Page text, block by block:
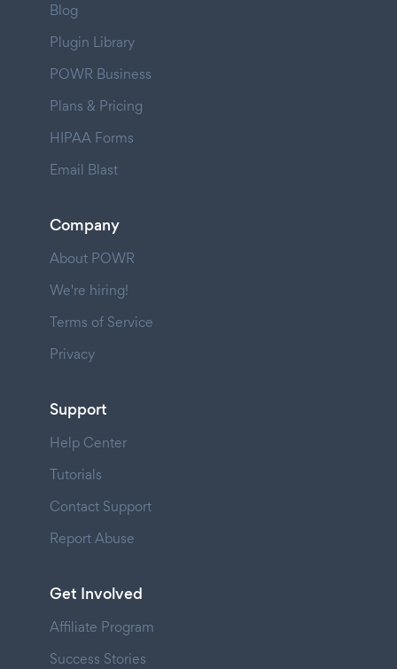
Blog
Plugin Library
POWR Business
Plans & Pricing
HIPAA Forms
Email Blast
Company
About POWR
We're hiring!
Terms of Service
Privacy
Support
Help Center
Tutorials
Contact Support
Report Abuse
Get Involved
Affiliate Program
Success Stories